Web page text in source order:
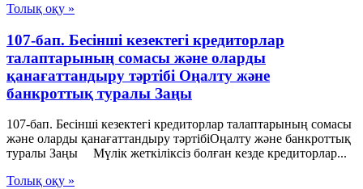
Толық оқу »
107-бап. Бесінші кезектегі кредиторлар
талаптарының сомасы және оларды
қанағаттандыру тәртібі Оңалту және
банкроттық туралы Заңы
107-бап. Бесінші кезектегі кредиторлар талаптарының сомасы
және оларды қанағаттандыру тәртібіОңалту және банкроттық
туралы Заңы Мүлік жеткіліксіз болған кезде кредиторлар...
Толық оқу »